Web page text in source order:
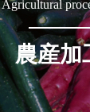
Agricultural
農産加